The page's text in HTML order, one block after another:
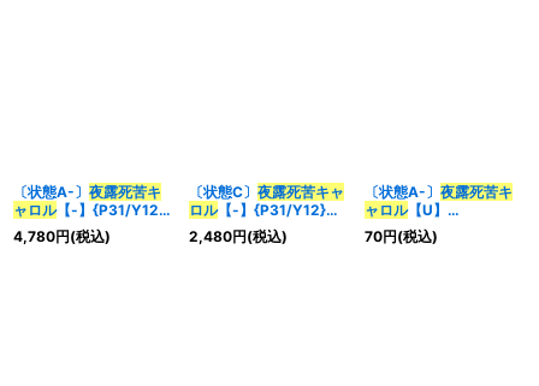
〔状態A-〕 夜露死苦キ
ャロル【-】{P31/Y12}
《多》
4,780円(税込)
〔状態C〕 夜露死苦キャ
ロル【-】{P31/Y12}
《多》
2,480円(税込)
〔状態A-〕 夜露死苦キ
ャロル【U】
{EX1356/84}《多》
70円(税込)